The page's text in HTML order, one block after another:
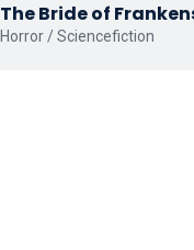
The Bride of
Horror / Sciencefiction